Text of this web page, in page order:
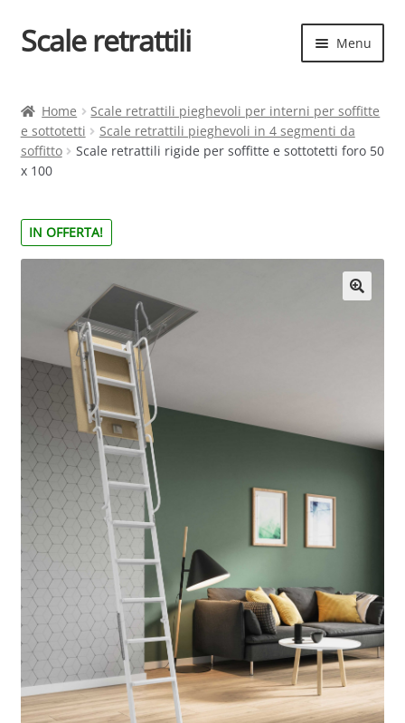
Vai
alla
Vai
al
Scale retrattili Menu
il
menu
child
Contatti
Cart
Elenco scale
menu
child
il
Home
Scale retrattili pieghevoli per interni per soffitte
e sottotetti
Scale retrattili pieghevoli in 4 segmenti da
soffitto
Scale retrattili rigide per soffitte e sottotetti foro 50
x 100
IN OFFERTA!